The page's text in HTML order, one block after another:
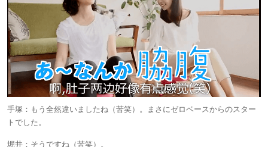
手塚： もう全然違いましたね（苦笑）。まさにゼロベースからのスター
トでした。
堀井： そうですね（苦笑）。